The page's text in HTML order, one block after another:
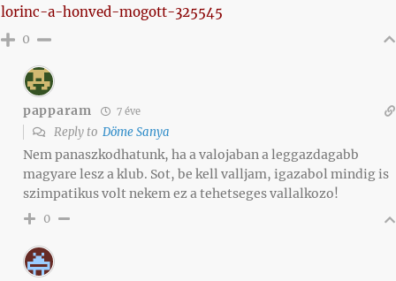
lorinc-a-honved-mogott-325545
0
papparam 7 éve
Reply to Döme Sanya
Nem panaszkodhatunk, ha a valojaban a leggazdagabb
magyare lesz a klub. Sot, be kell valljam, igazabol mindig is
szimpatikus volt nekem ez a tehetseges vallalkozo!
0